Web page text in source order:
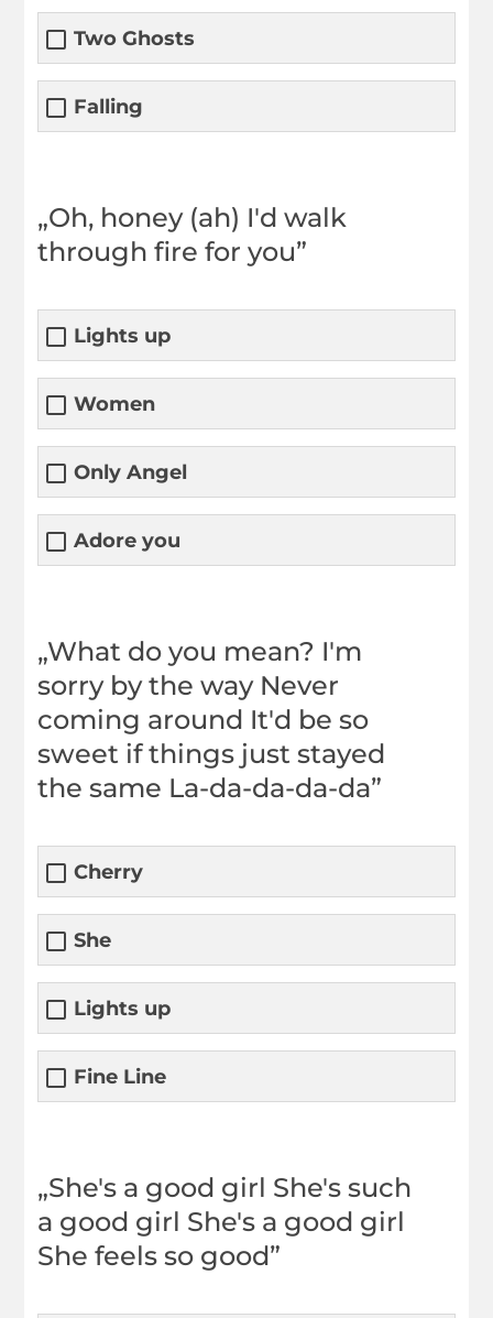
Two Ghosts
Falling
„Oh, honey (ah) I'd walk
through fire for you”
Lights up
Women
Only Angel
Adore you
„What do you mean? I'm
sorry by the way Never
coming around It'd be so
sweet if things just stayed
the same La-da-da-da-da”
Cherry
She
Lights up
Fine Line
„She's a good girl She's such
a good girl She's a good girl
She feels so good”